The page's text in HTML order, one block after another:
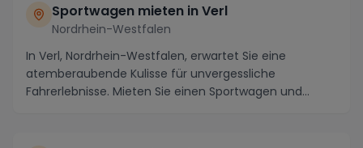
Sportwagen mieten in Verl
Nordrhein-Westfalen
In Verl, Nordrhein-Westfalen, erwartet Sie eine
atemberaubende Kulisse für unvergessliche
Fahrerlebnisse. Mieten Sie einen Sportwagen und